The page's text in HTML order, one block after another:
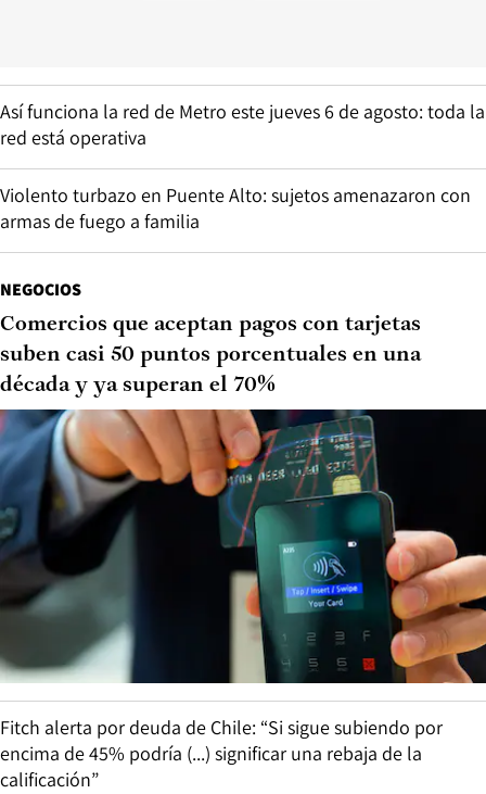
Así funciona la red de Metro este jueves 6 de agosto: toda la
red está operativa
Violento turbazo en Puente Alto: sujetos amenazaron con
armas de fuego a familia
NEGOCIOS
Comercios que aceptan pagos con tarjetas
suben casi 50 puntos porcentuales en una
década y ya superan el 70%
Fitch alerta por deuda de Chile: “Si sigue subiendo por
encima de 45% podría (...) significar una rebaja de la
calificación”